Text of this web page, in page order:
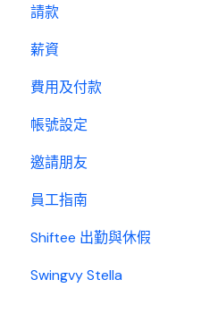
報表
基本設置
休假管理員
請款
請款管理員
薪資
基本設置
薪資管理員
費用及付款
訂閱相關
費用及付款
帳號設定
管理設定
邀請朋友
邀請制度
員工指南
開始使用
基本設置
Shiftee 出勤與休假
Swingvy x Shiftee 新手
Swingvy Stella